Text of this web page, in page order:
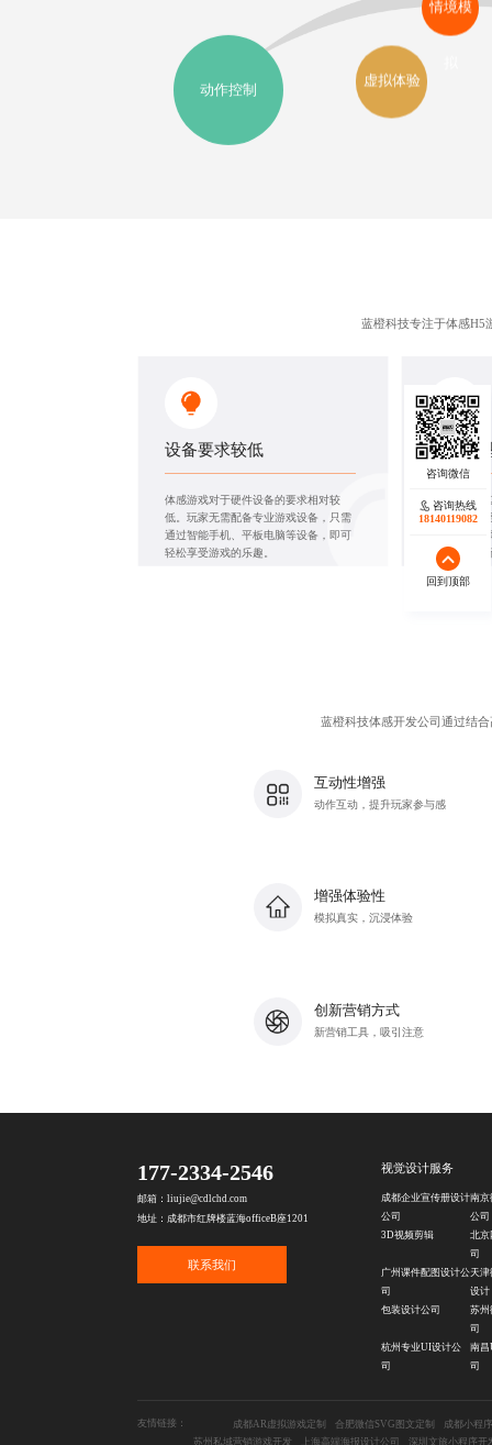
情境模
动作控制
虚拟体验
蓝橙科技专注于体感H5
设备要求较低
体感游戏对于硬件设备的要求相对较
低。玩家无需配备专业游戏设备，只需
通过智能手机、平板电脑等设备，即可
轻松享受游戏的乐趣。
游戏类
体感游戏以
多样的游戏
技，从冒险
几乎涵盖了
蓝橙科技体感开发公司通过结
互动性增强
动作互动，提升玩家参与感
增强体验性
模拟真实，沉浸体验
创新营销方式
新营销工具，吸引注意
咨询热线
18140119082
回到顶部
177-2334-2546
邮箱：liujie@cdlchd.com
地址：成都市红牌楼蓝海officeB座1201
联系我们
视觉设计服务
成都企业宣传册设计
公司
南京
公司
3D视频剪辑
北京
司
广州课件配图设计公
司
天
设计
包装设计公司
苏州
司
杭州专业UI设计公
司
南昌
司
友情链接： 成都AR虚拟游戏定制 合肥微信SVG图文定制
成都小程
苏州私域营销游戏开发
上海高端海报设计公司 深圳文旅小程序开